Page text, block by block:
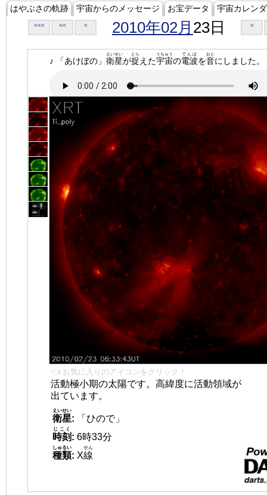
はやぶさの軌跡 宇宙からのメッセージ お宝データ 宇宙カレン
<<< << < 2010年02月 23日 >
♪ 「あけぼの」 衛星
えいせい
が捉
とら
えた宇宙
うちゅう
の電波
でんぱ
を音
おと
にしました。
👈 お気に入りのアイコンをクリック！
活動極小期の太陽です。高緯度に活動領域が
出ています。
衛星
えいせい
:
「ひので」
時刻
じこく
: 6時33分
種類
しゅるい
: X線
せん